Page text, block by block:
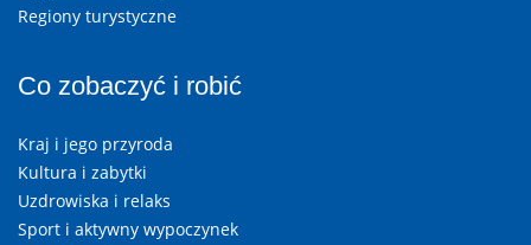
Regiony turystyczne
Co zobaczyć i robić
Kraj i jego przyroda
Kultura i zabytki
Uzdrowiska i relaks
Sport i aktywny wypoczynek